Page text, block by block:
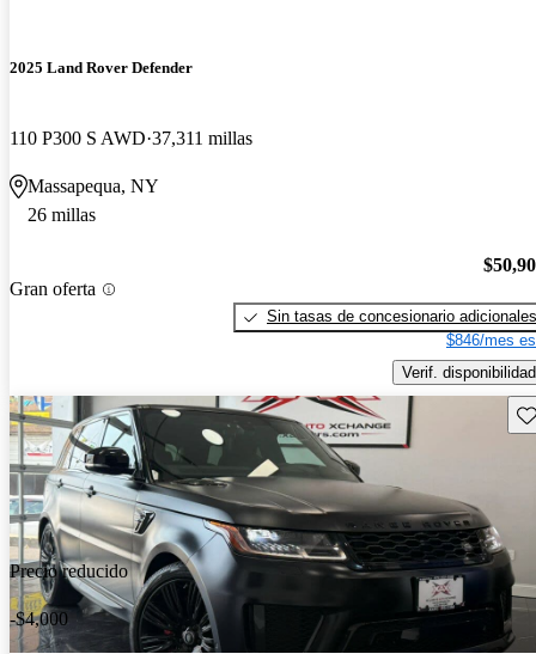
2025 Land Rover Defender
110 P300 S AWD 37,311 millas
Massapequa, NY
26 millas
Gran oferta
Sin tasas de concesionario adicionales
$846/mes
Verif. disponibilidad
Precio reducido
-$4,000